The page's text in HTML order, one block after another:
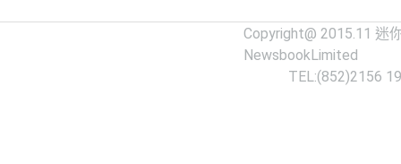
Copyright@ 2015.11迷
NewsbookLimited
TEL:(852)2156